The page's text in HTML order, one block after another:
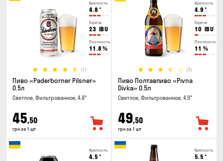
Крепость
4.8 °
Горечь
23 IBU
Плотность
11.8 %
(1)
Пиво «Paderborner Pilsner»
0.5л
Светлое, Фильтрованное, 4.8°
45,50
грн за 1 шт
Крепость
4.9 °
Горечь
10 IBU
Плотность
11 %
(3)
Пиво Полтавпиво «Pivna
Divka» 0.5л
Светлое, Фильтрованное, 4.9°
49,50
грн за 1 шт
Крепость
4.5 °
Крепость
5.5 °